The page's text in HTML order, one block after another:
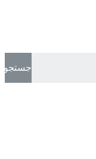
جستجو